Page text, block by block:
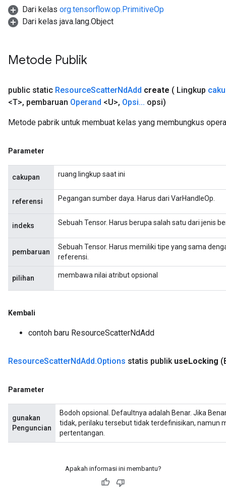
Dari kelas org.tensorflow.op.PrimitiveOp
Dari kelas java.lang.Object
Metode Publik
public static ResourceScatterNdAdd create ( Lingkup
<T>, pembaruan Operand <U>, Opsi... opsi)
Metode pabrik untuk membuat kelas yang membungkus
Parameter
cakupan ruang lingkup saat ini
referensi Pegangan sumber daya. Harus dari VarHandleOp.
indeks Sebuah Tensor. Harus berupa salah satu dari jenis
pembaruan
Sebuah Tensor. Harus memiliki tipe yang sama
referensi.
pilihan membawa nilai atribut opsional
Kembali
contoh baru ResourceScatterNdAdd
ResourceScatterNdAdd.Options statis publik useLocking
Parameter
gunakan
Penguncian
Bodoh opsional. Defaultnya adalah Benar. Jika
tidak, perilaku tersebut tidak terdefinisikan, namun
pertentangan.
Apakah informasi ini membantu?